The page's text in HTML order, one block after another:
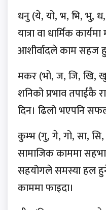
धनु (ये, यो, भ, भि, भु,
यात्रा वा धार्मिक
आशीर्वादले काम सहज
मकर (भो, ज, जि, खि,
शनिको प्रभाव तपाईकै
दिन। ढिलो भएपनि
कुम्भ (गु, गे, गो, सा,
सामाजिक काममा
सहयोगले समस्या हल
काममा फाइदा।